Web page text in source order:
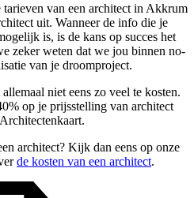
van een architect in Akkrum
uit. Wanneer de info die je
is, is de kans op succes het
zeker weten dat we jou binnen no-
van je droomproject.
niet eens zo veel te kosten.
op je prijsstelling van architect
architect? Kijk dan eens op onze
de kosten van een architect.